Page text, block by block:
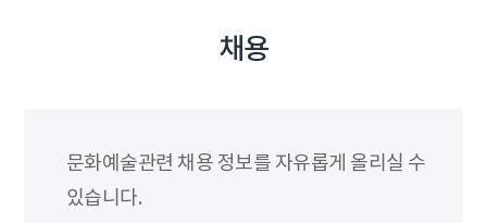
채용
문화예술관련 채용 정보를 자유롭게 올리실 수
있습니다.